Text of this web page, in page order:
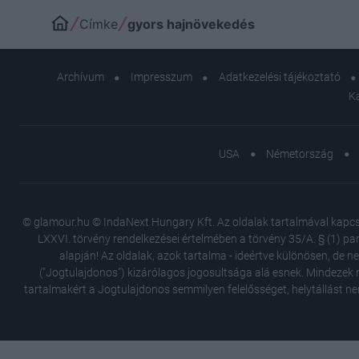
Címke gyors hajnövekedés
Archívum Impresszum Adatkezelési tájékoztató
USA Németország
© glamour.hu © IndaNext Hungary Kft. Az oldalak tartalmával
LXXVI. törvény rendelkezései értelmében a törvény 35/A. § (1)
alapján! Az oldalak, azok tartalma - ideértve különösen, de
("Jogtulajdonos") kizárólagos jogosultsága alá esnek.
tartalmakért a Jogtulajdonos semmilyen felelősséget, helytállást